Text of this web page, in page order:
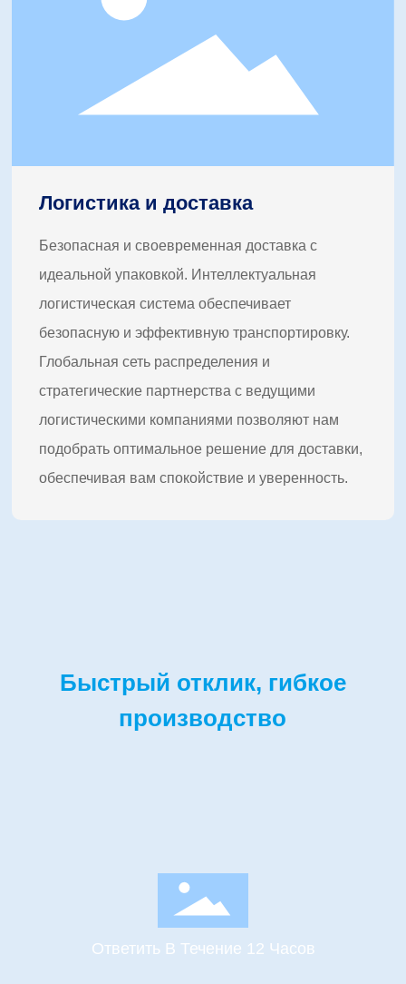
Логистика и доставка
Безопасная и своевременная доставка с
идеальной упаковкой. Интеллектуальная
логистическая система обеспечивает
безопасную и эффективную транспортировку.
Глобальная сеть распределения и
стратегические партнерства с ведущими
логистическими компаниями позволяют нам
подобрать оптимальное решение для доставки,
обеспечивая вам спокойствие и уверенность.
Быстрый отклик, гибкое
производство
Ответить В Течение 12 Часов